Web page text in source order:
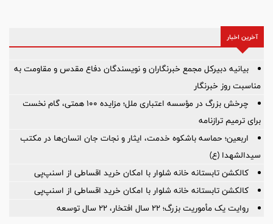
آخرین اخبار
بیانیه دبیرکل مجمع خبرنگاران و نویسندگان دفاع مقدس و مقاومت به
مناسبت روز خبرنگار
چرخش بزرگ در مؤسسه اعتباری ملل؛ مزایده ۱۰۰ همتی، گام نخست
برای ترمیم ترازنامه
اربعین؛ حماسه باشکوه خدمت، ایثار و نجات جان انسان‌ها در مکتب
سیدالشهدا (ع)
کالکشن تابستانه خانه شلوار با امکان خرید اقساطی از اسنپ‌پی
کالکشن تابستانه خانه شلوار با امکان خرید اقساطی از اسنپ‌پی
روایت یک مأموریت بزرگ؛ ۲۲ سال افتخار، ۲۲ سال توسعه